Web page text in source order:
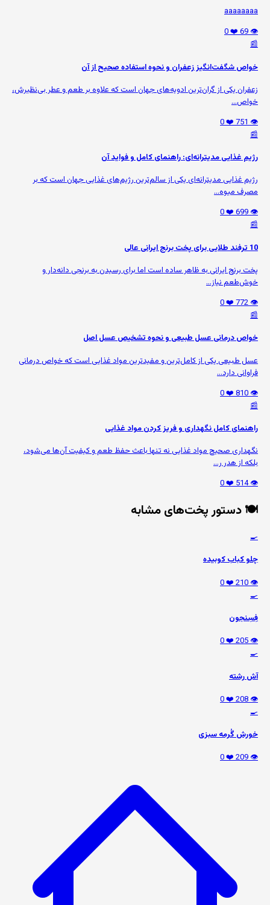
aaaaaaaa
👁️ 69
❤️ 0
📰
خواص شگفت‌انگیز زعفران و نحوه استفاده صحیح از آن
زعفران یکی از گران‌ترین ادویه‌های جهان است که علاوه بر طعم و عطر بی‌نظیرش،
خواص...
👁️ 751
❤️ 0
📰
رژیم غذایی مدیترانه‌ای: راهنمای کامل و فواید آن
رژیم غذایی مدیترانه‌ای یکی از سالم‌ترین رژیم‌های غذایی جهان است که بر
مصرف میوه‌...
👁️ 699
❤️ 0
📰
10 ترفند طلایی برای پخت برنج ایرانی عالی
پخت برنج ایرانی به ظاهر ساده است اما برای رسیدن به برنجی دانه‌دار و
خوش‌طعم نیاز...
👁️ 772
❤️ 0
📰
خواص درمانی عسل طبیعی و نحوه تشخیص عسل اصل
عسل طبیعی یکی از کامل‌ترین و مفیدترین مواد غذایی است که خواص درمانی
فراوانی دارد...
👁️ 810
❤️ 0
📰
راهنمای کامل نگهداری و فریز کردن مواد غذایی
نگهداری صحیح مواد غذایی نه تنها باعث حفظ طعم و کیفیت آن‌ها می‌شود،
بلکه از هدر ر...
👁️ 514
❤️ 0
🍽️ دستور پخت‌های مشابه
🍳
چلو کباب کوبیده
👁️ 210
❤️ 0
🍳
فِسِنجون
👁️ 205
❤️ 0
🍳
آش رشته
👁️ 208
❤️ 0
🍳
خورش گُرمه سبزی
👁️ 209
❤️ 0